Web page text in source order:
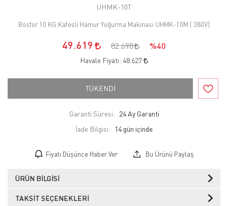
UHMK-10T
Bosfor 10 KG Kafesli Hamur Yoğurma Makinası UHMK-10M ( 380V)
49.619 82.698 %40
Havale Fiyatı: 48.627
TÜKENDİ
Garanti Süresi: 24 Ay Garanti
İade Bilgisi:
Fiyatı Düşünce Haber Ver Bu Ürünü Paylaş
ÜRÜN BILGISI
TAKSIT SEÇENEKLERI